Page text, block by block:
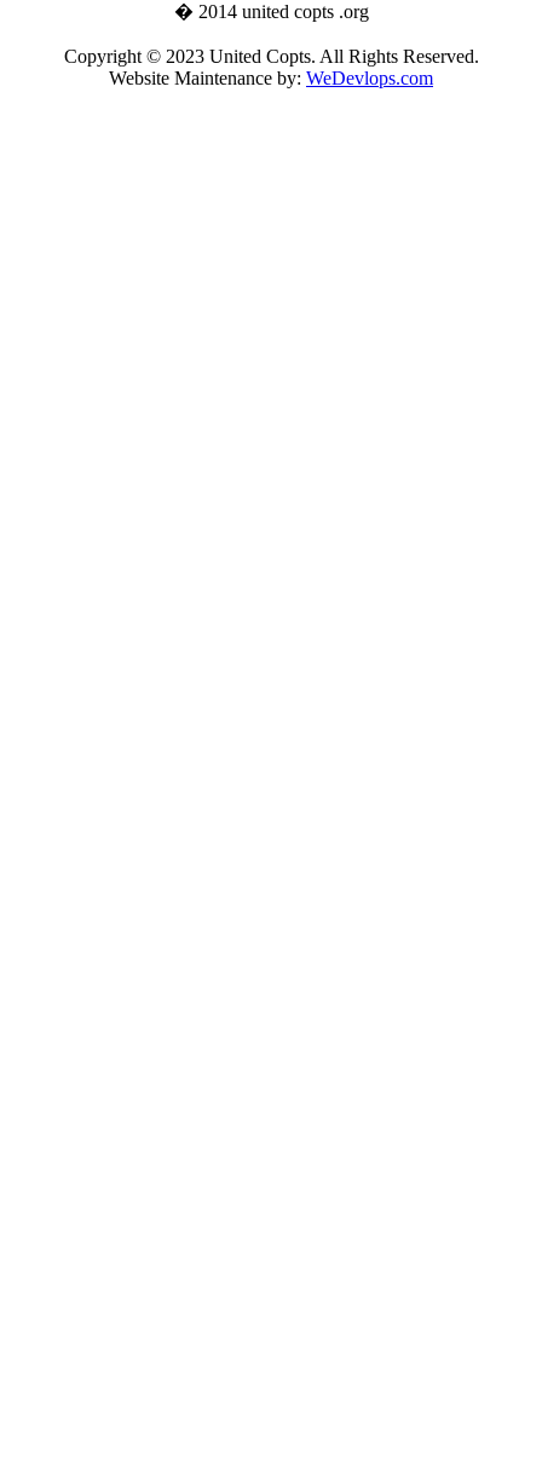
� 2014 united copts .org
Copyright © 2023 United Copts. All Rights Reserved.
Website Maintenance by: WeDevlops.com